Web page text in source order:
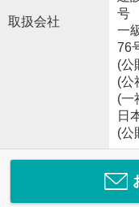
取扱会社
号
一
76
(公
(公
(一
日
(公